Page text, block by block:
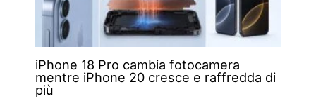
iPhone 18 Pro cambia fotocamera
mentre iPhone 20 cresce e raffredda di
più